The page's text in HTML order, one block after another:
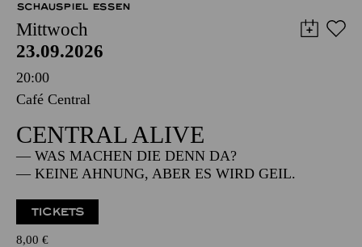
SCHAUSPIEL ESSEN
Mittwoch
23.09.2026
20:00
Café Central
CENTRAL ALIVE
— WAS MACHEN DIE DENN DA?
— KEINE AHNUNG, ABER ES WIRD GEIL.
TICKETS
8,00 €